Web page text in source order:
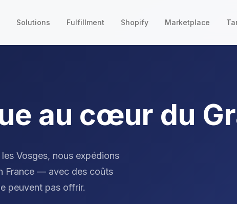
Solutions Fulfillment Shopify Marketplace
au cœur du
Vosges, nous expédions
France — avec des coûts
peuvent pas offrir.